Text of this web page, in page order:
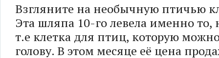
Взгляните на необычную птичью
Эта шляпа 10-го левела именно то,
т.е клетка для птиц, которую
голову. В этом месяце её цена